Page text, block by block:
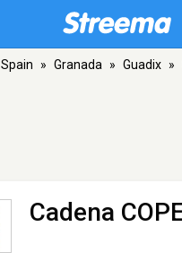
Spain » Granada » Guadix »
Cadena